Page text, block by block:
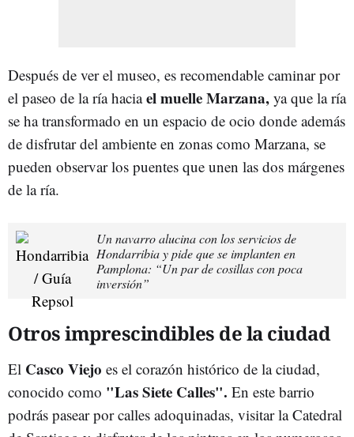
Después de ver el museo, es recomendable caminar por
el paseo de la ría haciael muelle Marzana, ya que la ría
se ha transformado en un espacio de ocio donde además
de disfrutar del ambiente en zonas como Marzana, se
pueden observar los puentes que unen las dos márgenes
de la ría.
Un navarro alucina con los servicios de
Hondarribia y pide que se implanten en
Pamplona: “Un par de cosillas con poca
inversión”
Otros imprescindibles de la ciudad
El Casco Viejo es el corazón histórico de la ciudad,
conocido como "Las Siete Calles". En este barrio
podrás pasear por calles adoquinadas, visitar la Catedral